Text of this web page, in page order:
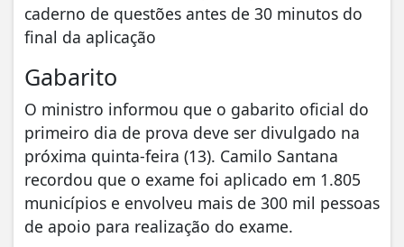
caderno de questões antes de 30 minutos do
final da aplicação
Gabarito
O ministro informou que o gabarito oficial do
primeiro dia de prova deve ser divulgado na
próxima quinta-feira (13). Camilo Santana
recordou que o exame foi aplicado em 1.805
municípios e envolveu mais de 300 mil pessoas
de apoio para realização do exame.